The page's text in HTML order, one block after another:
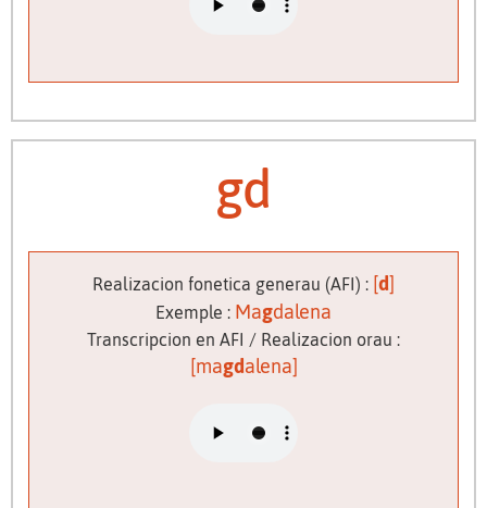
gd
Realizacion fonetica generau (AFI) : [d]
Exemple : Magdalena
Transcripcion en AFI / Realizacion orau :
[magdalena]